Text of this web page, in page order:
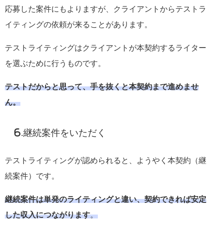
応募した案件にもよりますが、クライアントからテストラ
イティングの依頼が来ることがあります。
テストライティングはクライアントが本契約するライター
を選ぶために行うものです。
テストだからと思って、手を抜くと本契約まで進めませ
ん。
6.継続案件をいただく
テストライティングが認められると、ようやく本契約（継
続案件）です。
継続案件は単発のライティングと違い、契約できれば安定
した収入につながります。